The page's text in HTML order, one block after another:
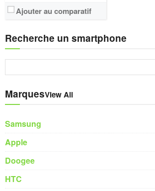
Ajouter au comparatif
Recherche un smartphone
MarquesView All
Samsung
Apple
Doogee
HTC